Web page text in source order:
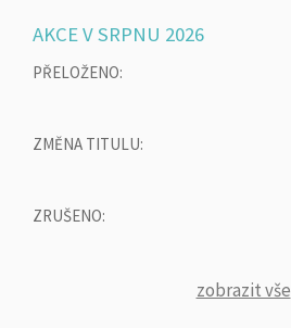
AKCE V SRPNU 2026
PŘELOŽENO:
ZMĚNA TITULU:
ZRUŠENO:
zobrazit vše